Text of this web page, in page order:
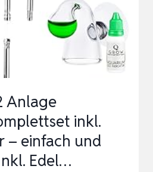
Anlage
inkl.
– einfach und
Edel…